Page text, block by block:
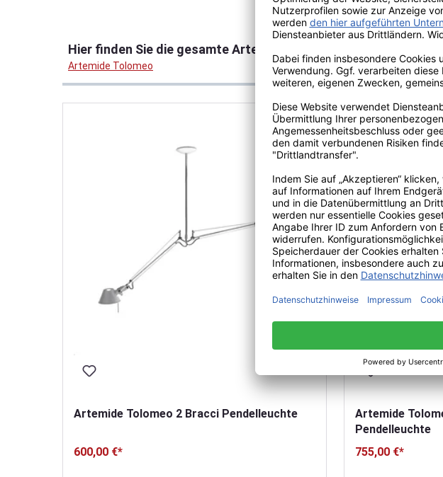
Hier finden Sie die gesamte Artemide Tolomeo Kollektion
Artemide Tolomeo
Artemide Tolomeo 2 Bracci Pendelleuchte
600,00 €*
Artemide
Pendelleuchte
755,00 €*